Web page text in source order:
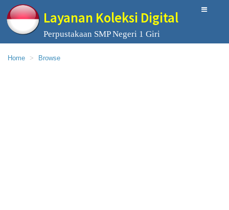
Layanan Koleksi Digital
Perpustakaan SMP Negeri 1 Giri
Home Browse